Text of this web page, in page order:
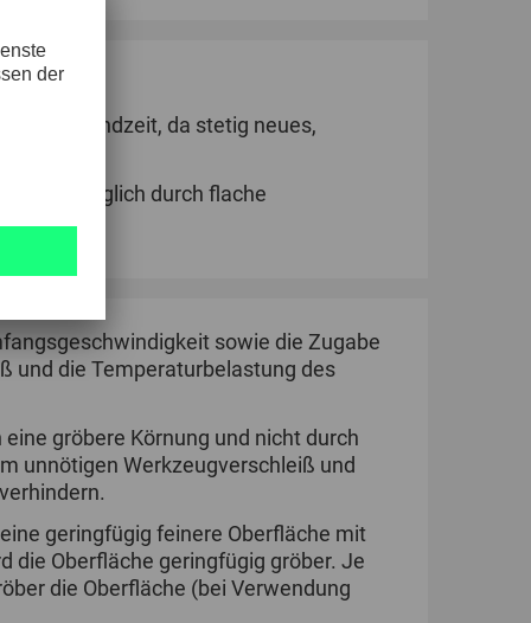
Standzeit, da stetig neues,
möglich durch flache
sowie die Zugabe
und die Temperaturbelastung des
gröbere Körnung und nicht durch
unnötigen Werkzeugverschleiß und
geringfügig feinere Oberfläche mit
die Oberfläche geringfügig gröber. Je
die Oberfläche (bei Verwendung